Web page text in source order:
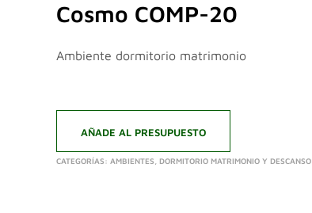
Cosmo COMP-20
Ambiente dormitorio matrimonio
AÑADE AL PRESUPUESTO
CATEGORÍAS:AMBIENTES ,DORMITORIO MATRIMONIO Y DESCANSO